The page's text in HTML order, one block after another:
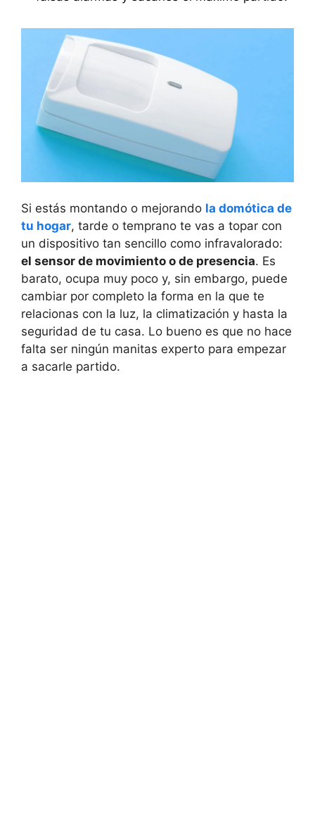
Si estás montando o mejorando la domótica de
tu hogar, tarde o temprano te vas a topar con
un dispositivo tan sencillo como infravalorado:
el sensor de movimiento o de presencia. Es
barato, ocupa muy poco y, sin embargo, puede
cambiar por completo la forma en la que te
relacionas con la luz, la climatización y hasta la
seguridad de tu casa. Lo bueno es que no hace
falta ser ningún manitas experto para empezar
a sacarle partido.